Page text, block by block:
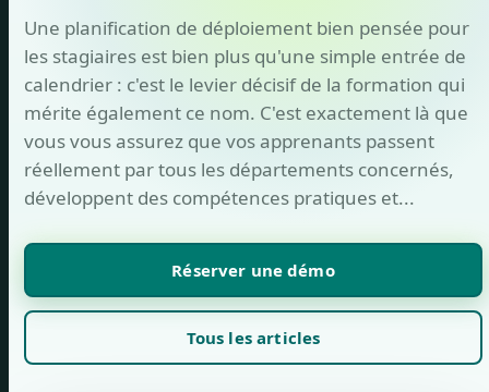
Une planification de déploiement bien pensée pour
les stagiaires est bien plus qu'une simple entrée de
calendrier : c'est le levier décisif de la formation qui
mérite également ce nom. C'est exactement là que
vous vous assurez que vos apprenants passent
réellement par tous les départements concernés,
développent des compétences pratiques et...
Réserver une démo
Tous les articles